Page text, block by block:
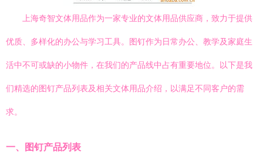
上海奇智文体用品作为一家专业的文体用品供应商，致力于提供
优质、多样化的办公与学习工具。图钉作为日常办公、教学及家庭生
活中不可或缺的小物件，在我们的产品线中占有重要地位。以下是我
们精选的图钉产品列表及相关文体用品介绍，以满足不同客户的需
求。
一、图钉产品列表